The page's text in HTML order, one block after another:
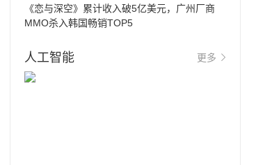
《恋与深空》累计收入破5亿美元，广州厂商
MMO杀入韩国畅销TOP5
人工智能 更多